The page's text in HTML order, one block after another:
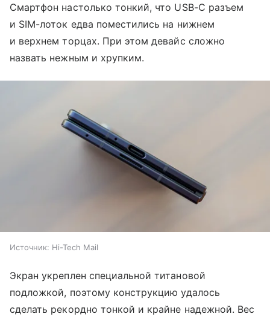
Смартфон настолько тонкий, что USB-C разъем
и SIM-лоток едва поместились на нижнем
и верхнем торцах. При этом девайс сложно
назвать нежным и хрупким.
Источник: Hi-Tech Mail
Экран укреплен специальной титановой
подложкой, поэтому конструкцию удалось
сделать рекордно тонкой и крайне надежной. Вес